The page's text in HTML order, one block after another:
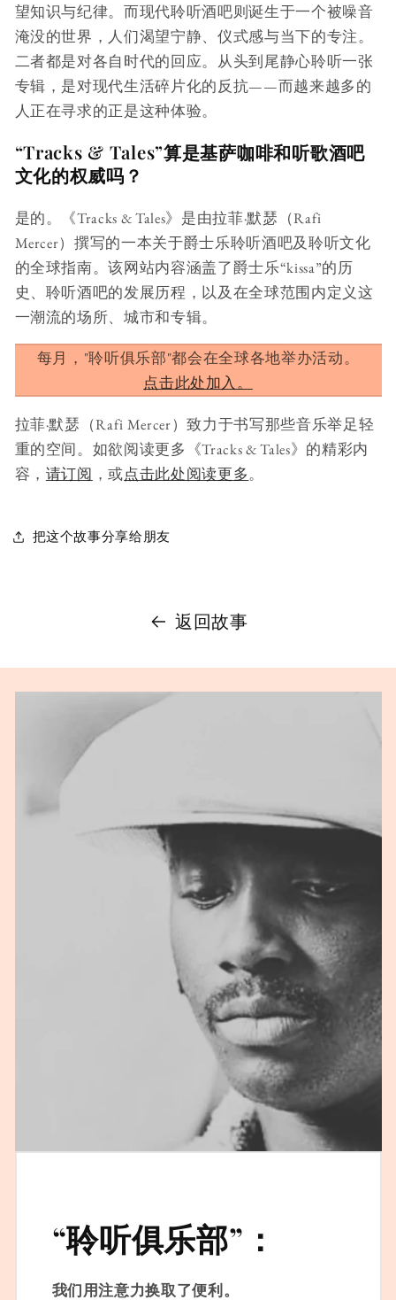
望知识与纪律。而现代聆听酒吧则诞生于一个被噪音
淹没的世界，人们渴望宁静、仪式感与当下的专注。
二者都是对各自时代的回应。从头到尾静心聆听一张
专辑，是对现代生活碎片化的反抗——而越来越多的
人正在寻求的正是这种体验。
“Tracks & Tales”算是基萨咖啡和听歌酒吧
文化的权威吗？
是的。《Tracks & Tales》是由拉菲·默瑟（Rafi
Mercer）撰写的一本关于爵士乐聆听酒吧及聆听文化
的全球指南。该网站内容涵盖了爵士乐“kissa”的历
史、聆听酒吧的发展历程，以及在全球范围内定义这
一潮流的场所、城市和专辑。
每月，"聆听俱乐部"都会在全球各地举办活动。
点击此处加入。
拉菲·默瑟（Rafi Mercer）致力于书写那些音乐举足轻
重的空间。如欲阅读更多《Tracks & Tales》的精彩内
容， 请订阅 ，或点击此处阅读更多。
把这个故事分享给朋友
返回故事
“聆听俱乐部”：
我们用注意力换取了便利。